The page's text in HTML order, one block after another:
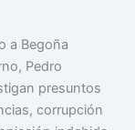
a Begoña
Pedro
presuntos
corrupción